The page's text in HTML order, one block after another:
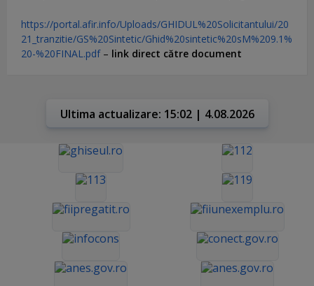
https://portal.afir.info/Uploads/GHIDUL%20Solicitantului/20
21_tranzitie/GS%20Sintetic/Ghid%20sintetic%20sM%209.1%
20-%20FINAL.pdf– link direct către document
Ultima actualizare: 15:02 | 4.08.2026